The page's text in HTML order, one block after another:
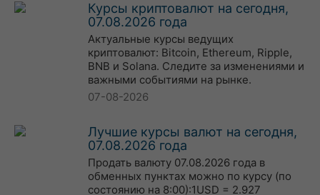
Курсы криптовалют на сегодня,
07.08.2026 года
Актуальные курсы ведущих
криптовалют: Bitcoin, Ethereum, Ripple,
BNB и Solana. Следите за изменениями и
важными событиями на рынке.
07-08-2026
Лучшие курсы валют на сегодня,
07.08.2026 года
Продать валюту 07.08.2026 года в
обменных пунктах можно по курсу (по
состоянию на 8:00):1USD = 2.927